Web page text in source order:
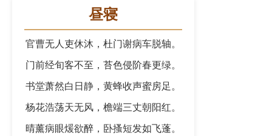
昼寝
官曹无人吏休沐，杜门谢病车脱轴。
门前经旬客不至，苔色侵阶春更绿。
书堂萧然白日静，黄蜂收声蜜房足。
杨花浩荡天无风，檐端三丈朝阳红。
晴薰病眼煖欲醉，卧搔短发如飞蓬。